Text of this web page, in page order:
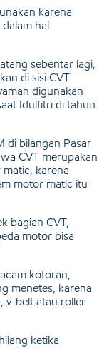
karena
hal
sebentar lagi,
di sisi CVT
digunakan
Idulfitri di tahun
di bilangan Pasar
CVT merupakan
karena
motor matic itu
bagian CVT,
motor bisa
kotoran,
menetes, karena
v-belt atau roller
ketika